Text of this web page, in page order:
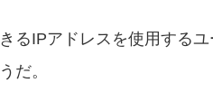
るIPアドレスを使用する
だ。